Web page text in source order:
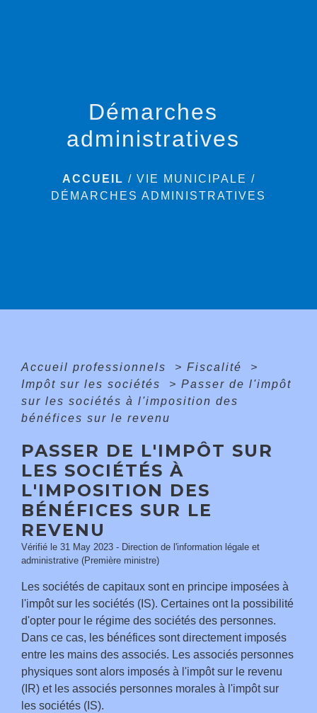
Démarches
administratives
ACCUEIL / VIE MUNICIPALE /
DÉMARCHES ADMINISTRATIVES
Accueil professionnels > Fiscalité
>
Impôt sur les sociétés
> Passer de l'impôt
sur les sociétés à l'imposition des
bénéfices sur le revenu
PASSER DE L'IMPÔT SUR
LES SOCIÉTÉS À
L'IMPOSITION DES
BÉNÉFICES SUR LE
REVENU
Vérifié le 31 May 2023 - Direction de l'information légale et
administrative (Première ministre)
Les sociétés de capitaux sont en principe imposées à
l'impôt sur les sociétés (IS). Certaines ont la possibilité
d'opter pour le régime des sociétés des personnes.
Dans ce cas, les bénéfices sont directement imposés
entre les mains des associés. Les associés personnes
physiques sont alors imposés à l'impôt sur le revenu
(IR) et les associés personnes morales à l'impôt sur
les sociétés (IS).